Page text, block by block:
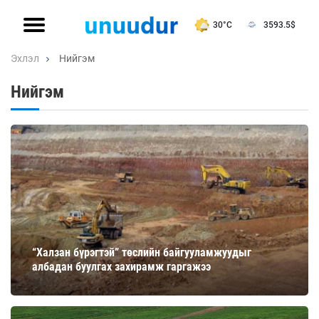
30°C 3593.5$
Эхлэл Нийгэм
Нийгэм
“Халзан бүрэгтэй” төслийн байгууламжуудыг
албадан буулгах захирамж гаргажээ